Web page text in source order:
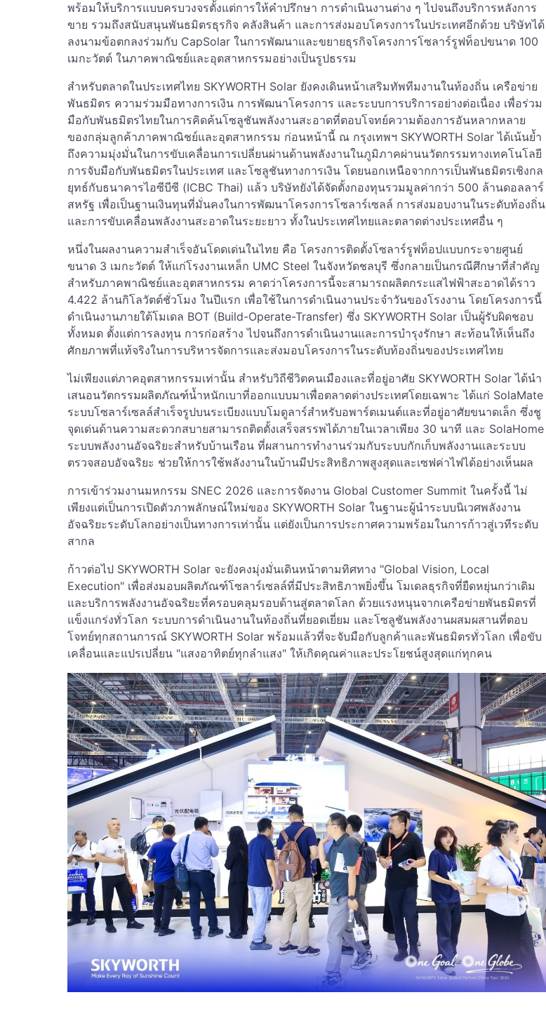
พร้อมให้บริการแบบครบวงจรตั้งแต่การให้คำปรึกษา การดำเนินงานต่าง ๆ ไปจนถึงบริการหลังการ
ขาย รวมถึงสนับสนุนพันธมิตรธุรกิจ คลังสินค้า และการส่งมอบโครงการในประเทศอีกด้วย บริษัทได้
ลงนามข้อตกลงร่วมกับ CapSolar ในการพัฒนาและขยายธุรกิจโครงการโซลาร์รูฟท็อปขนาด 100
เมกะวัตต์ ในภาคพาณิชย์และอุตสาหกรรมอย่างเป็นรูปธรรม
สำหรับตลาดในประเทศไทย SKYWORTH Solar ยังคงเดินหน้าเสริมทัพทีมงานในท้องถิ่น เครือข่าย
พันธมิตร ความร่วมมือทางการเงิน การพัฒนาโครงการ และระบบการบริการอย่างต่อเนื่อง เพื่อร่วม
มือกับพันธมิตรไทยในการคิดค้นโซลูชันพลังงานสะอาดที่ตอบโจทย์ความต้องการอันหลากหลาย
ของกลุ่มลูกค้าภาคพาณิชย์และอุตสาหกรรม ก่อนหน้านี้ ณ กรุงเทพฯ SKYWORTH Solar ได้เน้นย้ำ
ถึงความมุ่งมั่นในการขับเคลื่อนการเปลี่ยนผ่านด้านพลังงานในภูมิภาคผ่านนวัตกรรมทางเทคโนโลยี
การจับมือกับพันธมิตรในประเทศ และโซลูชันทางการเงิน โดยนอกเหนือจากการเป็นพันธมิตรเชิงกล
ยุทธ์กับธนาคารไอซีบีซี (ICBC Thai) แล้ว บริษัทยังได้จัดตั้งกองทุนรวมมูลค่ากว่า 500 ล้านดอลลาร์
สหรัฐ เพื่อเป็นฐานเงินทุนที่มั่นคงในการพัฒนาโครงการโซลาร์เซลล์ การส่งมอบงานในระดับท้องถิ่น
และการขับเคลื่อนพลังงานสะอาดในระยะยาว ทั้งในประเทศไทยและตลาดต่างประเทศอื่น ๆ
หนึ่งในผลงานความสำเร็จอันโดดเด่นในไทย คือ โครงการติดตั้งโซลาร์รูฟท็อปแบบกระจายศูนย์
ขนาด 3 เมกะวัตต์ ให้แก่โรงงานเหล็ก UMC Steel ในจังหวัดชลบุรี ซึ่งกลายเป็นกรณีศึกษาที่สำคัญ
สำหรับภาคพาณิชย์และอุตสาหกรรม คาดว่าโครงการนี้จะสามารถผลิตกระแสไฟฟ้าสะอาดได้ราว
4.422 ล้านกิโลวัตต์ชั่วโมง ในปีแรก เพื่อใช้ในการดำเนินงานประจำวันของโรงงาน โดยโครงการนี้
ดำเนินงานภายใต้โมเดล BOT (Build-Operate-Transfer) ซึ่ง SKYWORTH Solar เป็นผู้รับผิดชอบ
ทั้งหมด ตั้งแต่การลงทุน การก่อสร้าง ไปจนถึงการดำเนินงานและการบำรุงรักษา สะท้อนให้เห็นถึง
ศักยภาพที่แท้จริงในการบริหารจัดการและส่งมอบโครงการในระดับท้องถิ่นของประเทศไทย
ไม่เพียงแต่ภาคอุตสาหกรรมเท่านั้น สำหรับวิถีชีวิตคนเมืองและที่อยู่อาศัย SKYWORTH Solar ได้นำ
เสนอนวัตกรรมผลิตภัณฑ์น้ำหนักเบาที่ออกแบบมาเพื่อตลาดต่างประเทศโดยเฉพาะ ได้แก่ SolaMate
ระบบโซลาร์เซลล์สำเร็จรูปบนระเบียงแบบโมดูลาร์สำหรับอพาร์ตเมนต์และที่อยู่อาศัยขนาดเล็ก ซึ่งชู
จุดเด่นด้านความสะดวกสบายสามารถติดตั้งเสร็จสรรพได้ภายในเวลาเพียง 30 นาที และ SolaHome
ระบบพลังงานอัจฉริยะสำหรับบ้านเรือน ที่ผสานการทำงานร่วมกับระบบกักเก็บพลังงานและระบบ
ตรวจสอบอัจฉริยะ ช่วยให้การใช้พลังงานในบ้านมีประสิทธิภาพสูงสุดและเซฟค่าไฟได้อย่างเห็นผล
การเข้าร่วมงานมหกรรม SNEC 2026 และการจัดงาน Global Customer Summit ในครั้งนี้ ไม่
เพียงแต่เป็นการเปิดตัวภาพลักษณ์ใหม่ของ SKYWORTH Solar ในฐานะผู้นำระบบนิเวศพลังงาน
อัจฉริยะระดับโลกอย่างเป็นทางการเท่านั้น แต่ยังเป็นการประกาศความพร้อมในการก้าวสู่เวทีระดับ
สากล
ก้าวต่อไป SKYWORTH Solar จะยังคงมุ่งมั่นเดินหน้าตามทิศทาง "Global Vision, Local
Execution" เพื่อส่งมอบผลิตภัณฑ์โซลาร์เซลล์ที่มีประสิทธิภาพยิ่งขึ้น โมเดลธุรกิจที่ยืดหยุ่นกว่าเดิม
และบริการพลังงานอัจฉริยะที่ครอบคลุมรอบด้านสู่ตลาดโลก ด้วยแรงหนุนจากเครือข่ายพันธมิตรที่
แข็งแกร่งทั่วโลก ระบบการดำเนินงานในท้องถิ่นที่ยอดเยี่ยม และโซลูชันพลังงานผสมผสานที่ตอบ
โจทย์ทุกสถานการณ์ SKYWORTH Solar พร้อมแล้วที่จะจับมือกับลูกค้าและพันธมิตรทั่วโลก เพื่อขับ
เคลื่อนและแปรเปลี่ยน "แสงอาทิตย์ทุกลำแสง" ให้เกิดคุณค่าและประโยชน์สูงสุดแก่ทุกคน